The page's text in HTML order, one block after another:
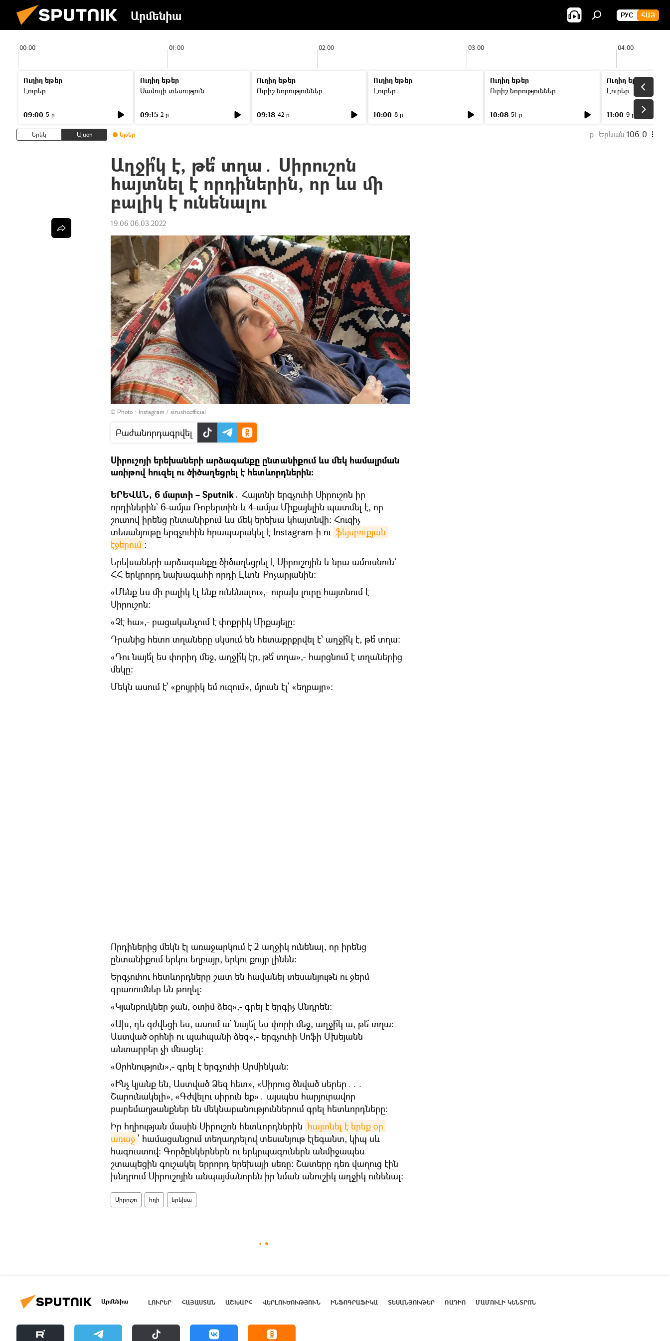
Արմենիա РУС ՀԱՅ
00:00 01:00 02:00 03:00 04:00
Ուղիղ եթեր
Լուրեր
09:00 5 ր
Ուղիղ եթեր
Մամուլի տեսություն
09:15 2 ր
Ուղիղ եթեր
Ուրիշ նորություններ
09:18 42 ր
Ուղիղ եթեր
Լուրեր
10:00 8 ր
Ուղիղ եթեր
Ուրիշ նորություններ
10:08 51 ր
Ուղիղ եթեր
Լուրեր
11:00 9 ր
Երեկ Այսօր Եթեր ք. Երևան 106.0
Աղջի՞կ է, թե՞ տղա․ Սիրուշոն
հայտնել է որդիներին, որ ևս մի
բալիկ է ունենալու
19:06 06.03.2022
© Photo : Instagram / sirushoofficial
Բաժանորդագրվել
Սիրուշոյի երեխաների արձագանքը ընտանիքում ևս մեկ համալրման
առիթով հուզել ու ծիծաղեցրել է հետևորդներին։
ԵՐԵՎԱՆ, 6 մարտի – Sputnik․ Հայտնի երգչուհի Սիրուշոն իր
որդիներին՝ 6-ամյա Ռոբերտին և 4-ամյա Միքայելին պատմել է, որ
շուտով իրենց ընտանիքում ևս մեկ երեխա կհայտնվի։ Հուզիչ
տեսանյութը երգչուհին հրապարակել է Instagram-ի ու ֆեյսբուքյան
էջերում ։
Երեխաների արձագանքը ծիծաղեցրել է Սիրուշոյին և նրա ամուսնուն՝
ՀՀ երկրորդ նախագահի որդի Լևոն Քոչարյանին։
«Մենք ևս մի բալիկ էլ ենք ունենալու»,- ուրախ լուրը հայտնում է
Սիրուշոն։
«Չէ հա»,- բացականչում է փոքրիկ Միքայելը։
Դրանից հետո տղաները սկսում են հետաքրքրվել է՝ աղջի՞կ է, թե՞ տղա։
«Դու նայե՞լ ես փորիդ մեջ, աղջի՞կ էր, թե՞ տղա»,- հարցնում է տղաներից
մեկը։
Մեկն ասում է՝ «քույրիկ եմ ուզում», մյուսն էլ՝ «եղբայր»։
Որդիներից մեկն էլ առաջարկում է 2 աղջիկ ունենալ, որ իրենց
ընտանիքում երկու եղբայր, երկու քույր լինեն։
Երգչուհու հետևորդները շատ են հավանել տեսանյութն ու ջերմ
գրառումներ են թողել։
«Կյանքուկներ ջան, օտիմ ձեզ»,- գրել է երգիչ Անդրեն։
«Ախ, դե գժվեցի ես, ասում ա՝ նայե՞լ ես փորի մեջ, աղջի՞կ ա, թե՞ տղա։
Աստված օրհնի ու պահպանի ձեզ»,- երգչուհի Սոֆի Մխեյանն
անտարբեր չի մնացել։
«Օրհնություն»,- գրել է երգչուհի Արմինկան։
«Ի՜նչ կյանք են, Աստված Ձեզ հետ», «Սիրուց ծնված սերեր․․․
Շարունակելի», «Գժվելու սիրուն եք»․ այսպես հարյուրավոր
բարեմաղթանքներ են մեկնաբանություններում գրել հետևորդները։
Իր հղիության մասին Սիրուշոն հետևորդներին հայտնել է երեք օր
առաջ ՝ համացանցում տեղադրելով տեսանյութ էլեգանտ, կիպ սև
հագուստով։ Գործընկերներն ու երկրպագուներն անմիջապես
շտապեցին գուշակել երրորդ երեխայի սեռը։ Շատերը դեռ վաղուց էին
խնդրում Սիրուշոյին անպայմանորեն իր նման անուշիկ աղջիկ ունենալ։
Սիրուշո հղի երեխա
Արմենիա ԼՈՒՐԵՐ ՀԱՅԱՍՏԱՆ ԱՇԽԱՐՀ ՎԵՐԼՈՒԾՈՒԹՅՈՒՆ ԻՆՖՈԳՐԱՖԻԿԱ ՏԵՍԱՆՅՈՒԹԵՐ ՌԱԴԻՈ ՄԱՄՈՒԼԻ ԿԵՆՏՐՈՆ